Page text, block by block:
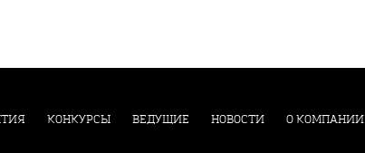
КОНКУРСЫ ВЕДУЩИЕ НОВОСТИ О КОМПАНИИ